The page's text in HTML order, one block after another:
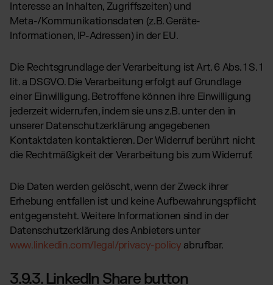
Interesse an Inhalten, Zugriffszeiten) und
Meta-/Kommunikationsdaten (z.B. Geräte-
Informationen, IP-Adressen) in der EU.
Die Rechtsgrundlage der Verarbeitung ist Art. 6 Abs. 1 S. 1
lit. a DSGVO. Die Verarbeitung erfolgt auf Grundlage
einer Einwilligung. Betroffene können ihre Einwilligung
jederzeit widerrufen, indem sie uns z.B. unter den in
unserer Datenschutzerklärung angegebenen
Kontaktdaten kontaktieren. Der Widerruf berührt nicht
die Rechtmäßigkeit der Verarbeitung bis zum Widerruf.
Die Daten werden gelöscht, wenn der Zweck ihrer
Erhebung entfallen ist und keine Aufbewahrungspflicht
entgegensteht. Weitere Informationen sind in der
Datenschutzerklärung des Anbieters unter
www.linkedin.com/legal/privacy-policy abrufbar.
3.9.3. LinkedIn Share button